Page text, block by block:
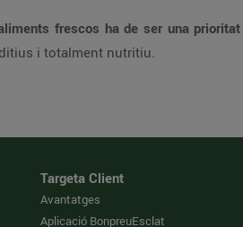
frescos ha de ser una
i totalment nutritiu.
Targeta Client
Avantatges
Aplicació BonpreuEsclat